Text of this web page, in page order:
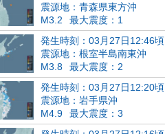
震源地：青森県東方沖
M3.2
最大震度：1
発生時刻：03月27日12:46頃
震源地：根室半島南東沖
M3.8
最大震度：2
発生時刻：03月27日12:20頃
震源地：岩手県沖
M4.9
最大震度：3